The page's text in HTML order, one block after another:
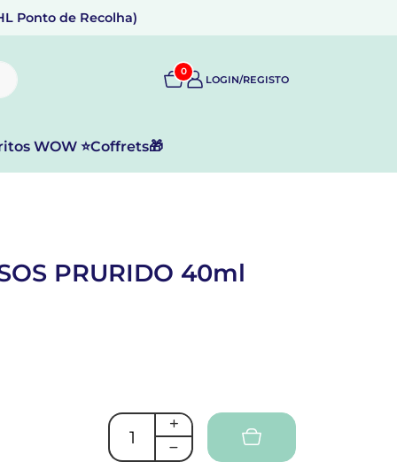
Ponto de Recolha)
0
LOGIN/REGISTO
WOW ⭐Coffrets🎁
PRURIDO 40ml